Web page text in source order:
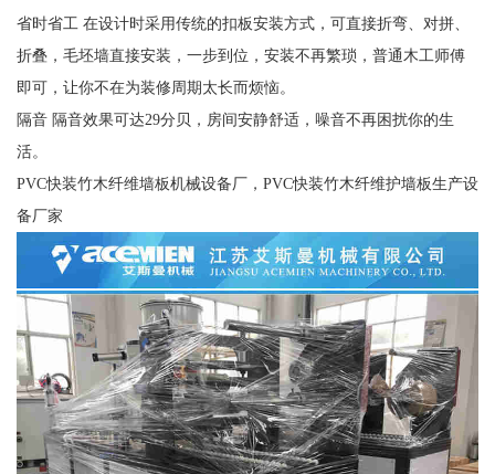
省时省工 在设计时采用传统的扣板安装方式，可直接折弯、对拼、
折叠，毛坯墙直接安装，一步到位，安装不再繁琐，普通木工师傅
即可，让你不在为装修周期太长而烦恼。
隔音 隔音效果可达29分贝，房间安静舒适，噪音不再困扰你的生
活。
PVC快装竹木纤维墙板机械设备厂，PVC快装竹木纤维护墙板生产设
备厂家